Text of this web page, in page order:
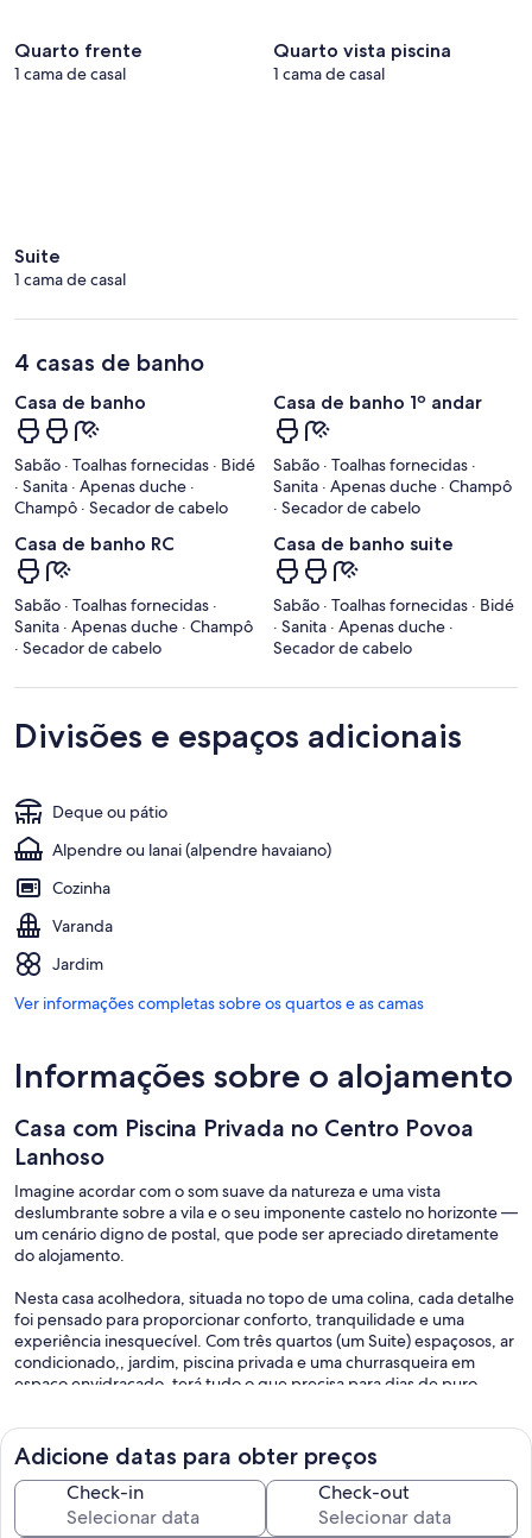
Quarto frente
1 cama de casal
Quarto vista piscina
1 cama de casal
Suite
1 cama de casal
4 casas de banho
Casa de banho
Sabão · Toalhas fornecidas · Bidé
· Sanita · Apenas duche ·
Champô · Secador de cabelo
Casa de banho 1º andar
Sabão · Toalhas fornecidas ·
Sanita · Apenas duche · Champô
· Secador de cabelo
Casa de banho RC
Sabão · Toalhas fornecidas ·
Sanita · Apenas duche · Champô
· Secador de cabelo
Casa de banho suite
Sabão · Toalhas fornecidas · Bidé
· Sanita · Apenas duche ·
Secador de cabelo
Divisões e espaços adicionais
Deque ou pátio
Alpendre ou lanai (alpendre havaiano)
Cozinha
Varanda
Jardim
Ver informações completas sobre os quartos e as camas
Informações sobre o alojamento
Casa com Piscina Privada no Centro Povoa
Lanhoso
Imagine acordar com o som suave da natureza e uma vista
deslumbrante sobre a vila e o seu imponente castelo no horizonte —
um cenário digno de postal, que pode ser apreciado diretamente
do alojamento.
Nesta casa acolhedora, situada no topo de uma colina, cada detalhe
foi pensado para proporcionar conforto, tranquilidade e uma
experiência inesquecível. Com três quartos (um Suite) espaçosos, ar
condicionado,, jardim, piscina privada e uma churrasqueira em
espaço envidraçado, terá tudo o que precisa para dias de puro
Durante o dia, aventure-se pelos trilhos de caminhada que se
encontram nas redondezas e descubra a beleza natural e histórica
da região. Os principais pontos turísticos, como o Castelo, estão a
poucos minutos de distância, ideais para passeios culturais e fotos
memoráveis.
Adicione datas para obter preços
Check-in Check-out